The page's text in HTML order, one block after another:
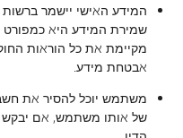
המידע האישי יישמר
שמירת המידע היא כמפורט
מקיימת את כל הוראות
אבטחת מידע.
משתמש יוכל להסיר את
של אותו משתמש, אם